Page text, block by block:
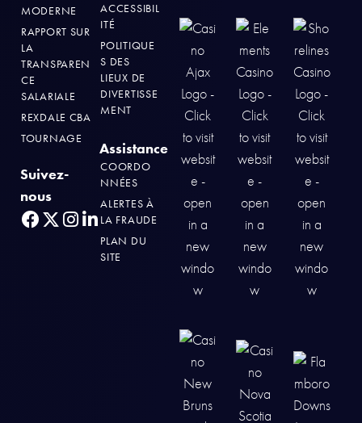
MODERNE
RAPPORT SUR
LA
TRANSPAREN
CE
SALARIALE
REXDALE CBA
TOURNAGE
Suivez-
nous
ACCESSIBIL
ITÉ
POLITIQUE
S DES
LIEUX DE
DIVERTISSE
MENT
Assistance
COORDO
NNÉES
ALERTES À
LA FRAUDE
PLAN DU
SITE